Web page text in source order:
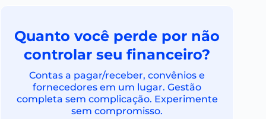
Quanto você perde por não
controlar seu financeiro?
Contas a pagar/receber, convênios e
fornecedores em um lugar. Gestão
completa sem complicação. Experimente
sem compromisso.